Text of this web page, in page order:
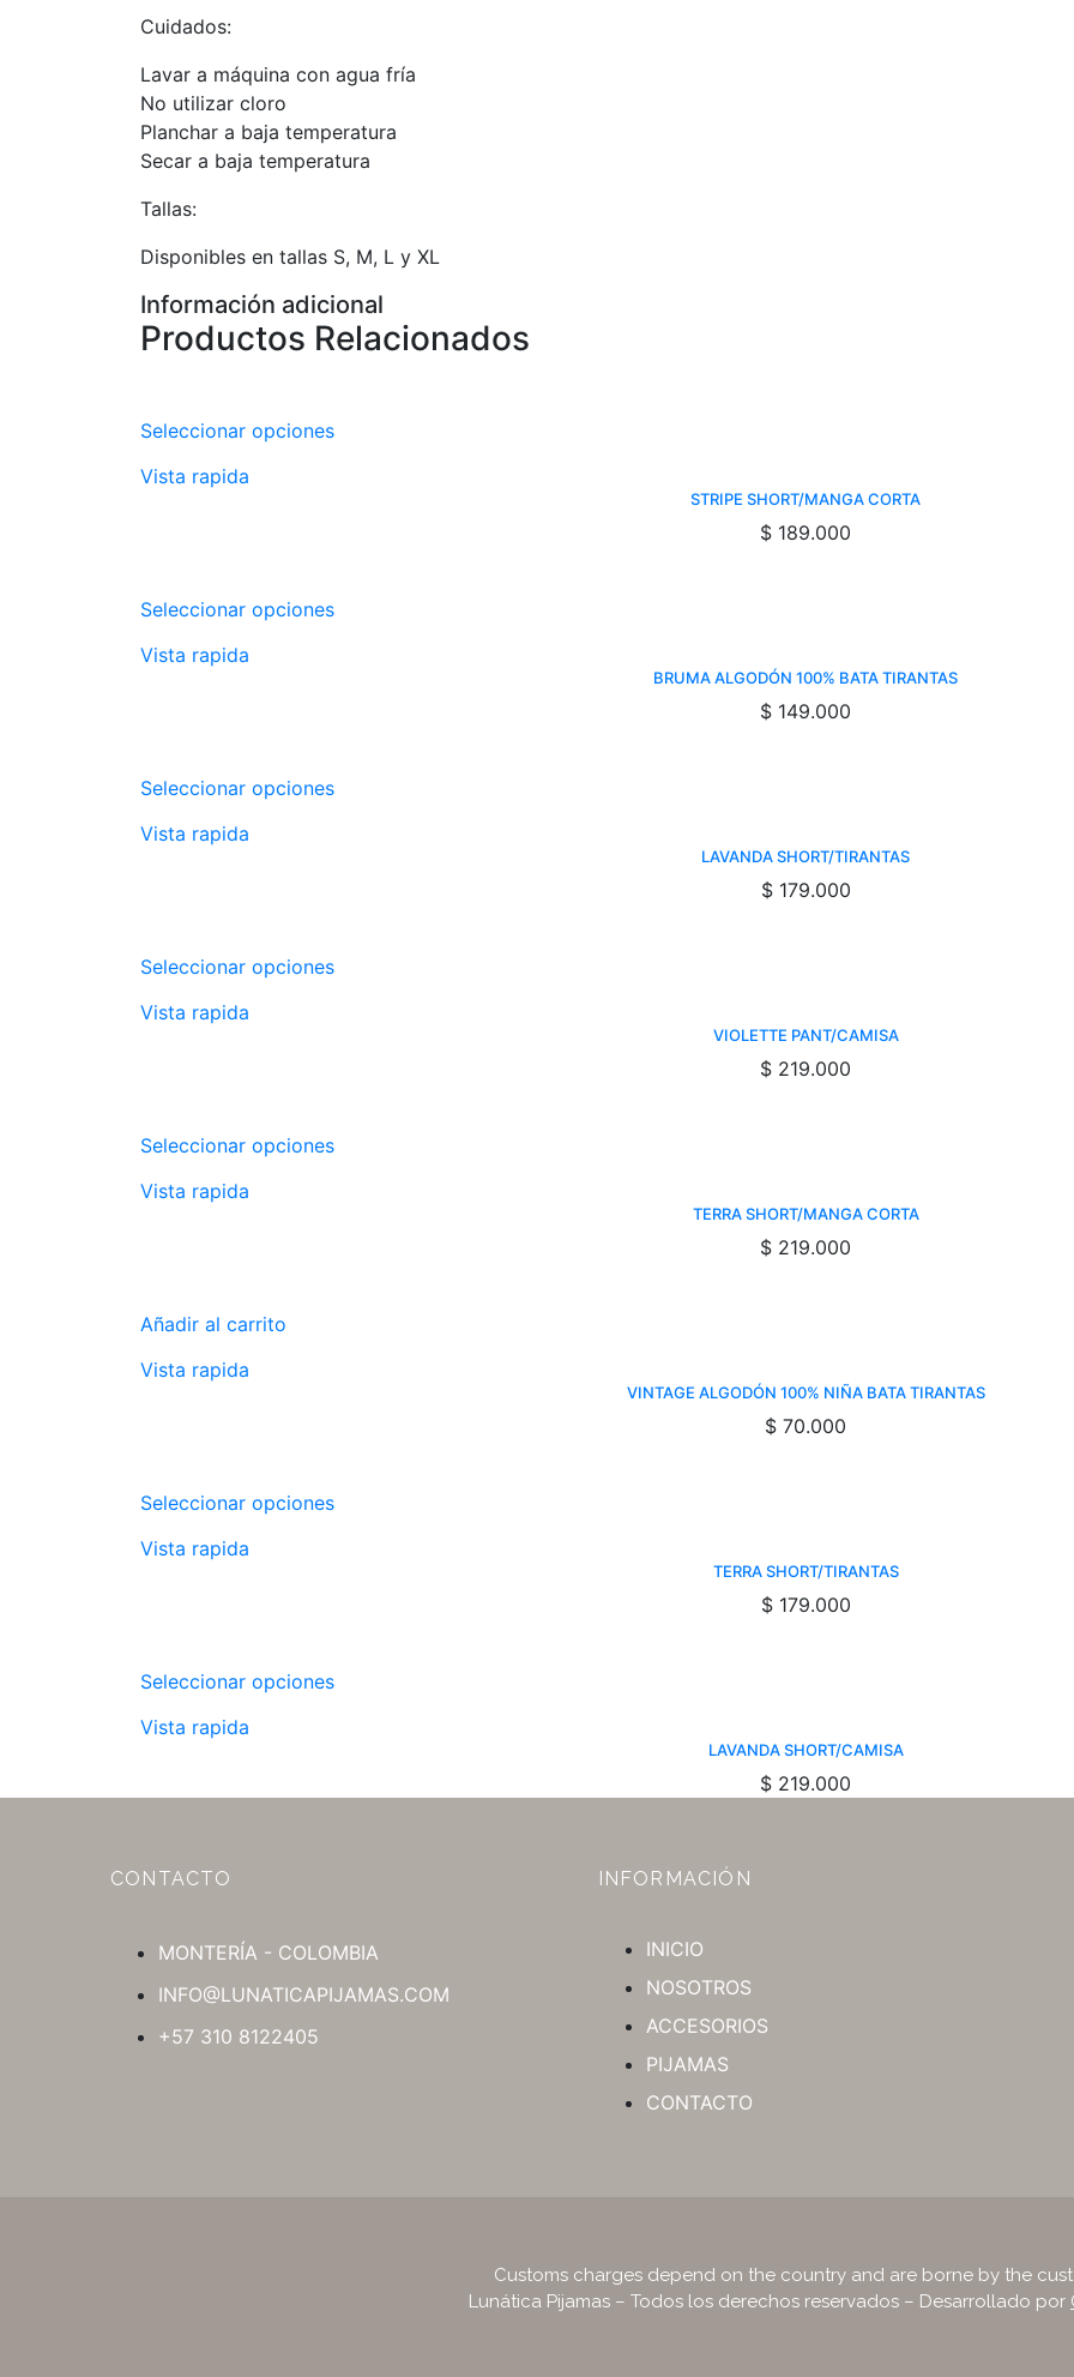
Cuidados:
Lavar a máquina con agua fría
No utilizar cloro
Planchar a baja temperatura
Secar a baja temperatura
Tallas:
Disponibles en tallas S, M, L y XL
Información adicional
Productos Relacionados
Seleccionar opciones
Vista rapida
STRIPE SHORT/MANGA CORTA
$ 189.000
Seleccionar opciones
Vista rapida
BRUMA ALGODÓN 100% BATA TIRANTAS
$ 149.000
Seleccionar opciones
Vista rapida
LAVANDA SHORT/TIRANTAS
$179.000
Seleccionar opciones
Vista rapida
VIOLETTE PANT/CAMISA
$ 219.000
Seleccionar opciones
Vista rapida
TERRA SHORT/MANGA CORTA
$ 219.000
Añadir al carrito
Vista rapida
VINTAGE ALGODÓN 100% NIÑA BATA TIRANTAS
$ 70.000
Seleccionar opciones
Vista rapida
TERRA SHORT/TIRANTAS
$179.000
Seleccionar opciones
Vista rapida
LAVANDA SHORT/CAMISA
$ 219.000
CONTACTO
MONTERÍA - COLOMBIA
INFO@LUNATICAPIJAMAS.COM
+57 310 8122405
INFORMACIÓN
INICIO
NOSOTROS
ACCESORIOS
PIJAMAS
CONTACTO
Customs charges depend on the country and are borne by the
Lunática Pijamas – Todos los derechos reservados – Desarrollado por